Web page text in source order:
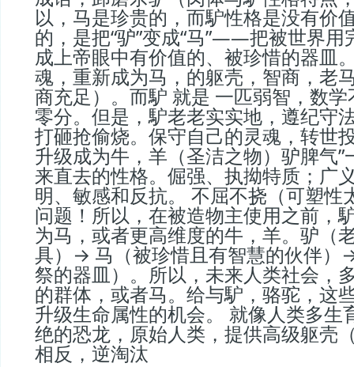
以，马是珍贵的，而馿性格是没有价
的，是把“驴”变成“马”——把被世界用
成上帝眼中有价值的、被珍惜的器皿
魂，重新成为马，的躯壳，智商，老
商充足）。而馿 就是 一匹弱智，数
零分。但是，馿老老实实地，遵纪守
打砸抢偷烧。保守自己的灵魂，转世
升级成为牛，羊（圣洁之物）驴脾气
来直去的性格。倔强、执拗特质；广
明、敏感和反抗。 不屈不挠（可塑性
问题！所以，在被造物主使用之前，
为马，或者更高维度的牛，羊。驴（
具）→ 马（被珍惜且有智慧的伙伴）
祭的器皿）。所以，未来人类社会，
的群体，或者马。给与馿，骆驼，这
升级生命属性的机会。 就像人类多生
绝的恐龙，原始人类，提供高级躯壳
相反，逆淘汰